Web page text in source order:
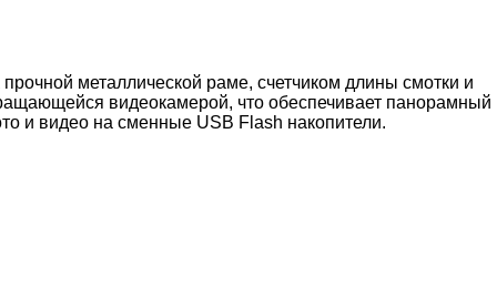
металлической раме, счетчиком длины смотки и
видеокамерой, что обеспечивает панорамный
и видео на сменные USB Flash накопители.